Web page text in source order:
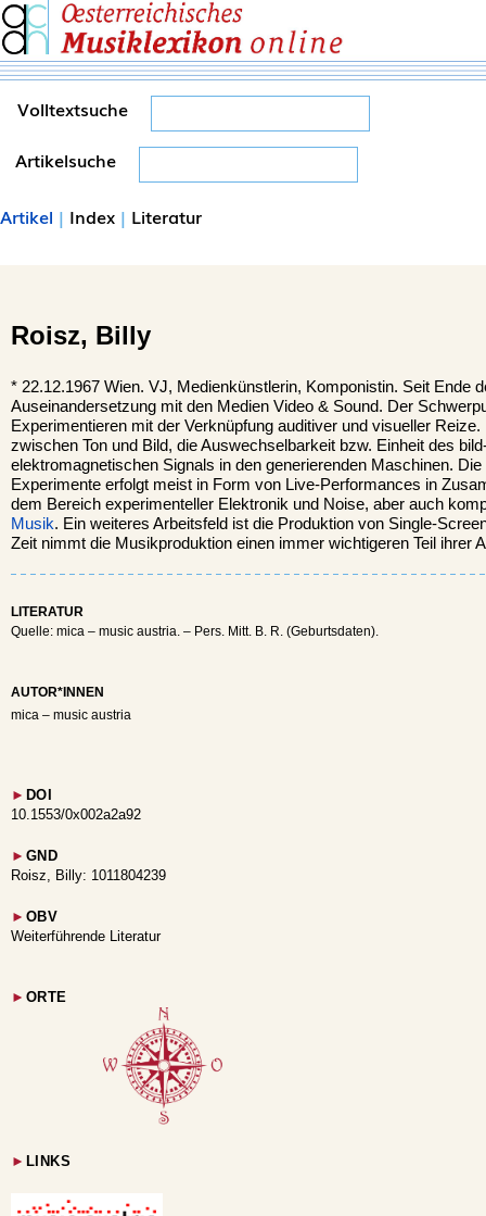
Volltextsuche
Artikelsuche
Artikel | Index | Literatur
Roisz, Billy
* 22.12.1967 Wien. VJ, Medienkünstlerin, Komponistin. Seit Ende
Auseinandersetzung mit den Medien Video & Sound. Der
Experimentieren mit der Verknüpfung auditiver und visueller
zwischen Ton und Bild, die Auswechselbarkeit bzw. Einheit des
elektromagnetischen Signals in den generierenden Maschinen.
Experimente erfolgt meist in Form von Live-Performances in
dem Bereich experimenteller Elektronik und Noise, aber auch
Musik. Ein weiteres Arbeitsfeld ist die Produktion von Single-
Zeit nimmt die Musikproduktion einen immer wichtigeren Teil ihrer
LITERATUR
Quelle: mica – music austria. – Pers. Mitt. B. R. (Geburtsdaten).
AUTOR*INNEN
mica – music austria
► DOI
10.1553/0x002a2a92
► GND
Roisz, Billy: 1011804239
► OBV
Weiterführende Literatur
► ORTE
► LINKS